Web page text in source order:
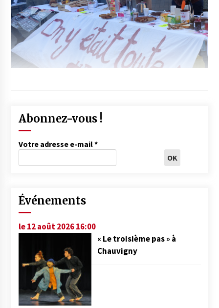
Abonnez-vous !
Votre adresse e-mail*
Événements
le 12 août 2026 16:00
« Le troisième pas » à
Chauvigny